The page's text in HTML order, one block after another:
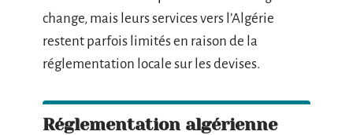
change, mais leurs services vers l’Algérie
restent parfois limités en raison de la
réglementation locale sur les devises.
Réglementation algérienne